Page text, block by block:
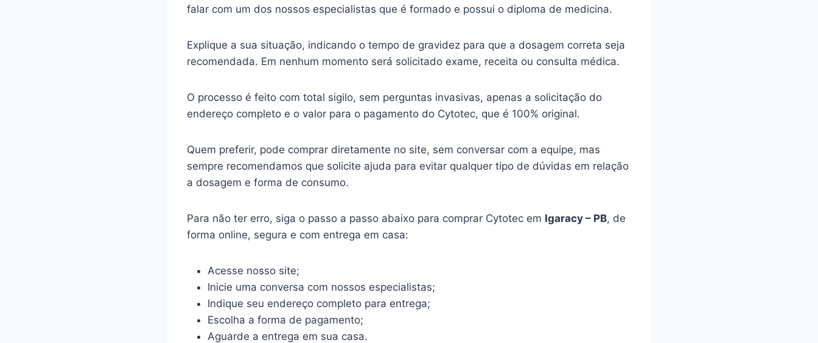
falar com um dos nossos especialistas que é formado e possui o diploma de medicina.
Explique a sua situação, indicando o tempo de gravidez para que a dosagem correta seja
recomendada. Em nenhum momento será solicitado exame, receita ou consulta médica.
O processo é feito com total sigilo, sem perguntas invasivas, apenas a solicitação do
endereço completo e o valor para o pagamento do Cytotec, que é 100% original.
Quem preferir, pode comprar diretamente no site, sem conversar com a equipe, mas
sempre recomendamos que solicite ajuda para evitar qualquer tipo de dúvidas em relação
a dosagem e forma de consumo.
Para não ter erro, siga o passo a passo abaixo para comprar Cytotec em Igaracy – PB, de
forma online, segura e com entrega em casa:
Acesse nosso site;
Inicie uma conversa com nossos especialistas;
Indique seu endereço completo para entrega;
Escolha a forma de pagamento;
Aguarde a entrega em sua casa.